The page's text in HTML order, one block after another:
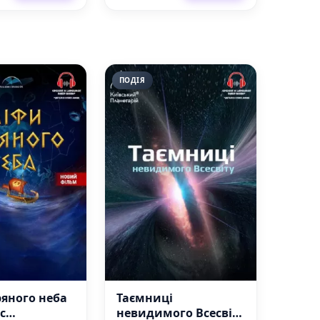
неба
ПОДІЯ
Таємниці
невидимого Всесвіту